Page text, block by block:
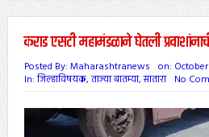
कराड एसटी महामंडळाने घेतली
Posted By: Maharashtranews on:
In:जिल्हाविषयक, ताज्या बातम्या,सातारा No